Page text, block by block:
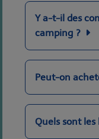
Y a-t-il des
camping ?
Peut-on
Quels sont